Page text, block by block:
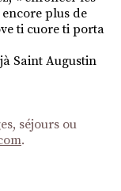
plus de
ti cuore ti porta
Saint Augustin
séjours ou
.